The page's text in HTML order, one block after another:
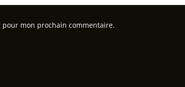
mon prochain commentaire.